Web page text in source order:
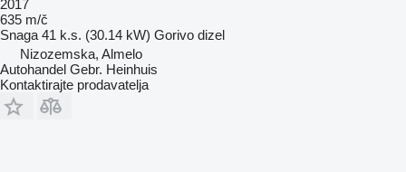
2017
635 m/č
Snaga 41 k.s. (30.14 kW) Gorivo dizel
Nizozemska, Almelo
Autohandel Gebr. Heinhuis
Kontaktirajte prodavatelja